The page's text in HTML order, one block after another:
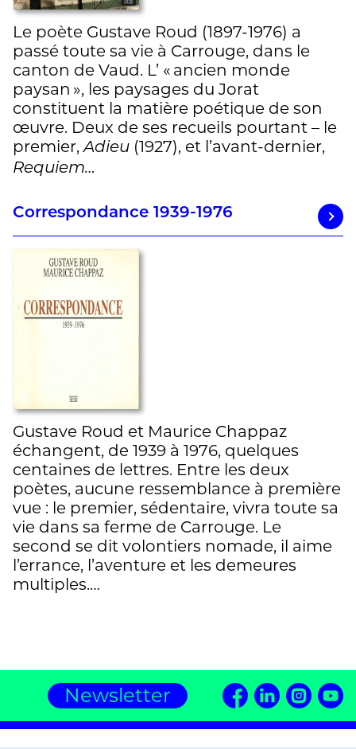
Le poète Gustave Roud (1897-1976) a
passé toute sa vie à Carrouge, dans le
canton de Vaud. L’ « ancien monde
paysan », les paysages du Jorat
constituent la matière poétique de son
œuvre. Deux de ses recueils pourtant – le
premier,Adieu (1927), et l’avant-dernier,
Requiem…
Correspondance 1939-1976
Gustave Roud et Maurice Chappaz
échangent, de 1939 à 1976, quelques
centaines de lettres. Entre les deux
poètes, aucune ressemblance à première
vue : le premier, sédentaire, vivra toute sa
vie dans sa ferme de Carrouge. Le
second se dit volontiers nomade, il aime
l’errance, l’aventure et les demeures
multiples.…
Newsletter